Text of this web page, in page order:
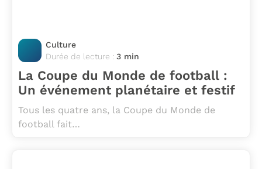
Culture
Durée de lecture : 3 min
La Coupe du Monde de football :
Un événement planétaire et festif
Tous les quatre ans, la Coupe du Monde de
football fait…